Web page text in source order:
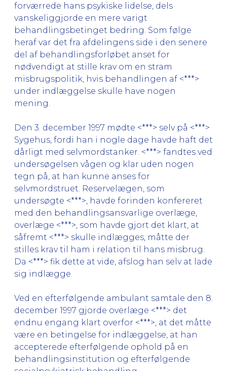
forværrede hans psykiske lidelse, dels
vanskeliggjorde en mere varigt
behandlingsbetinget bedring. Som følge
heraf var det fra afdelingens side i den senere
del af behandlingsforløbet anset for
nødvendigt at stille krav om en stram
misbrugspolitik, hvis behandlingen af <***>
under indlæggelse skulle have nogen
mening.
Den 3. december 1997 mødte <***> selv på <***>
Sygehus, fordi han i nogle dage havde haft det
dårligt med selvmordstanker. <***> fandtes ved
undersøgelsen vågen og klar uden nogen
tegn på, at han kunne anses for
selvmordstruet. Reservelægen, som
undersøgte <***>, havde forinden konfereret
med den behandlingsansvarlige overlæge,
overlæge <***>, som havde gjort det klart, at
såfremt <***> skulle indlægges, måtte der
stilles krav til ham i relation til hans misbrug.
Da <***> fik dette at vide, afslog han selv at lade
sig indlægge.
Ved en efterfølgende ambulant samtale den 8.
december 1997 gjorde overlæge <***> det
endnu engang klart overfor <***>, at det måtte
være en betingelse for indlæggelse, at han
accepterede efterfølgende ophold på en
behandlingsinstitution og efterfølgende